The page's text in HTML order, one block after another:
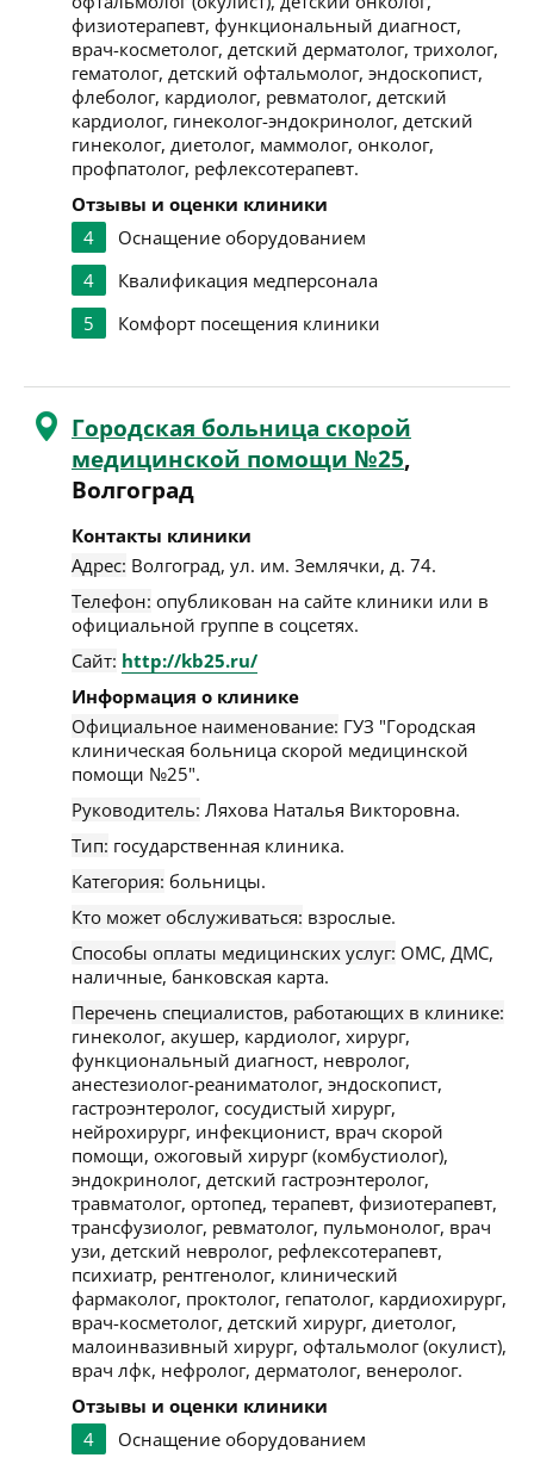
физиотерапевт, функциональный диагност,
врач-косметолог, детский дерматолог, трихолог,
гематолог, детский офтальмолог, эндоскопист,
флеболог, кардиолог, ревматолог, детский
кардиолог, гинеколог-эндокринолог, детский
гинеколог, диетолог, маммолог, онколог,
профпатолог, рефлексотерапевт.
Отзывы и оценки клиники
4
Оснащение оборудованием
4
Квалификация медперсонала
5
Комфорт посещения клиники
Городская больница скорой
медицинской помощи №25,
Волгоград
Контакты клиники
Адрес: Волгоград, ул. им. Землячки, д. 74.
Телефон: опубликован на сайте клиники или в
официальной группе в соцсетях.
Сайт: http://kb25.ru/
Информация о клинике
Официальное наименование: ГУЗ "Городская
клиническая больница скорой медицинской
помощи №25".
Руководитель: Ляхова Наталья Викторовна.
Тип: государственная клиника.
Категория: больницы.
Кто может обслуживаться: взрослые.
Способы оплаты медицинских услуг: ОМС, ДМС,
наличные, банковская карта.
Перечень специалистов, работающих в клинике:
гинеколог, акушер, кардиолог, хирург,
функциональный диагност, невролог,
анестезиолог-реаниматолог, эндоскопист,
гастроэнтеролог, сосудистый хирург,
нейрохирург, инфекционист, врач скорой
помощи, ожоговый хирург (комбустиолог),
эндокринолог, детский гастроэнтеролог,
травматолог, ортопед, терапевт, физиотерапевт,
трансфузиолог, ревматолог, пульмонолог, врач
узи, детский невролог, рефлексотерапевт,
психиатр, рентгенолог, клинический
фармаколог, проктолог, гепатолог, кардиохирург,
врач-косметолог, детский хирург, диетолог,
малоинвазивный хирург, офтальмолог (окулист),
врач лфк, нефролог, дерматолог, венеролог.
Отзывы и оценки клиники
4
Оснащение оборудованием